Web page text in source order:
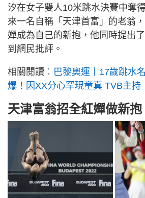
汐在女子雙人10米跳水決賽中奪
來一名自稱「天津首富」的老翁
嬋成為自己的新抱，他同時提出
到網民批評。
相關閱讀︰ 巴黎奧運丨17歲跳水
爆！因XX分心罕現童真 TVB主持
天津富翁招全紅嬋做新抱